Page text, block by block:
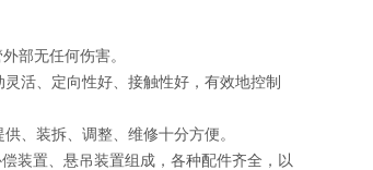
部无任何伤害。
活、定向性好、接触性好，有效地控制
、装拆、调整、维修十分方便。
装置、悬吊装置组成，各种配件齐全，以